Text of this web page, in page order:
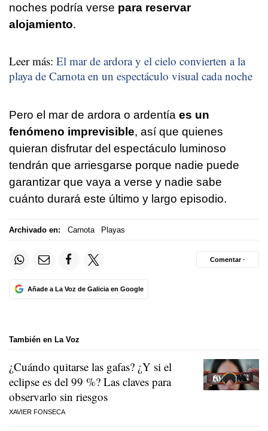
noches podría verse para reservar
alojamiento.
Leer más: El mar de ardora y el cielo convierten a la
playa de Carnota en un espectáculo visual cada noche
Pero el mar de ardora o ardentía es un
fenómeno imprevisible, así que quienes
quieran disfrutar del espectáculo luminoso
tendrán que arriesgarse porque nadie puede
garantizar que vaya a verse y nadie sabe
cuánto durará este último y largo episodio.
Archivado en: Carnota Playas
Añade a La Voz de Galicia en Google
Comentar ·
También en La Voz
¿Cuándo quitarse las gafas? ¿Y si el
eclipse es del 99 %? Las claves para
observarlo sin riesgos
XAVIER FONSECA